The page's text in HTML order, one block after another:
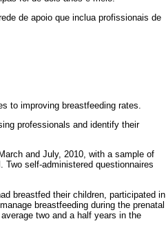
de apoio que inclua profissionais de
to improving breastfeeding rates.
professionals and identify their
and July, 2010, with a sample of
self-administered questionnaires
breastfed their children, participated in
breastfeeding during the prenatal
two and a half years in the